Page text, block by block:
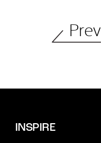
Prev
INSPIRE